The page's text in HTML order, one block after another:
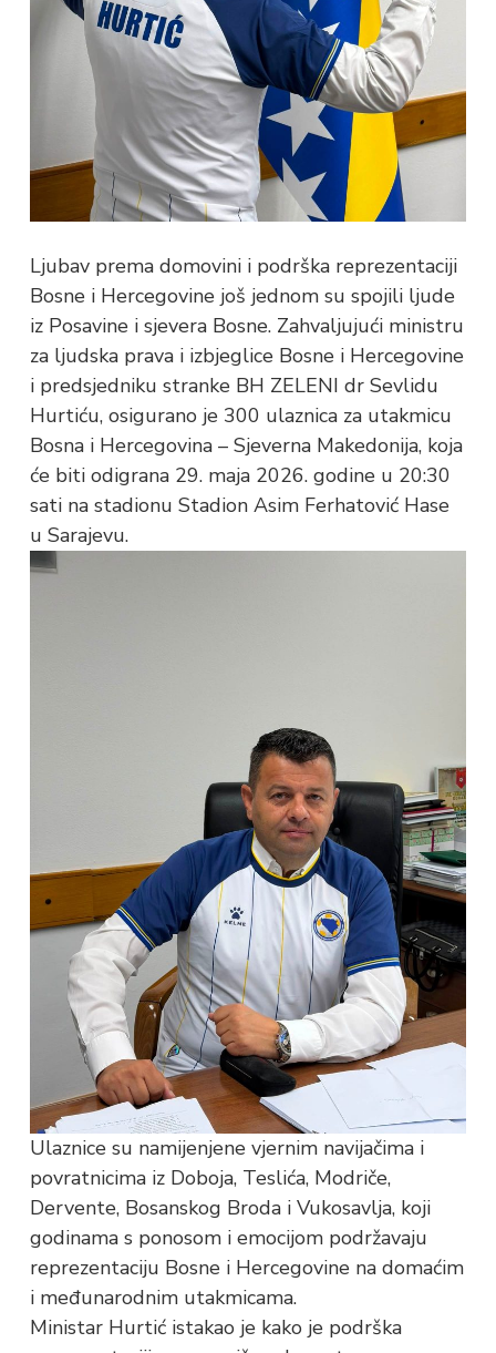
Ljubav prema domovini i podrška reprezentaciji
Bosne i Hercegovine još jednom su spojili ljude
iz Posavine i sjevera Bosne. Zahvaljujući ministru
za ljudska prava i izbjeglice Bosne i Hercegovine
i predsjedniku stranke BH ZELENI dr Sevlidu
Hurtiću, osigurano je 300 ulaznica za utakmicu
Bosna i Hercegovina – Sjeverna Makedonija, koja
će biti odigrana 29. maja 2026. godine u 20:30
sati na stadionu Stadion Asim Ferhatović Hase
u Sarajevu.
Ulaznice su namijenjene vjernim navijačima i
povratnicima iz Doboja, Teslića, Modriče,
Dervente, Bosanskog Broda i Vukosavlja, koji
godinama s ponosom i emocijom podržavaju
reprezentaciju Bosne i Hercegovine na domaćim
i međunarodnim utakmicama.
Ministar Hurtić istakao je kako je podrška